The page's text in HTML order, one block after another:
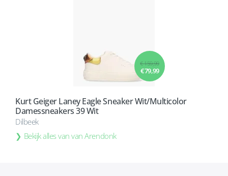
€ 159,99
€ 79,99
Kurt Geiger Laney Eagle Sneaker Wit/Multicolor
Damessneakers 39 Wit
Dilbeek
Bekijk alles van van Arendonk